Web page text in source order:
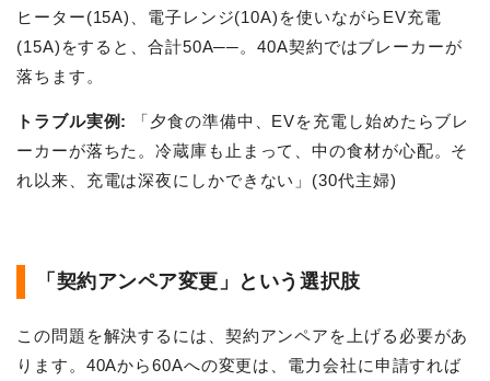
ヒーター(15A)、電子レンジ(10A)を使いながらEV充電
(15A)をすると、合計50A──。40A契約ではブレーカーが
落ちます。
トラブル実例:
「夕食の準備中、EVを充電し始めたらブレ
ーカーが落ちた。冷蔵庫も止まって、中の食材が心配。そ
れ以来、充電は深夜にしかできない」(30代主婦)
「契約アンペア変更」という選択肢
この問題を解決するには、契約アンペアを上げる必要があ
ります。40Aから60Aへの変更は、電力会社に申請すれば